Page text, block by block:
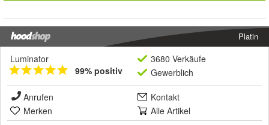
Platin
Luminator
99% positiv
3680 Verkäufe
Gewerblich
Anrufen
Kontakt
Merken
Alle Artikel